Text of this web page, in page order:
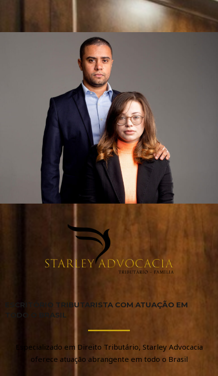
ESCRITÓRIO TRIBUTARISTA COM ATUAÇÃO EM
TODO O BRASIL
Especializado em Direito Tributário, Starley Advocacia
oferece atuação abrangente em todo o Brasil